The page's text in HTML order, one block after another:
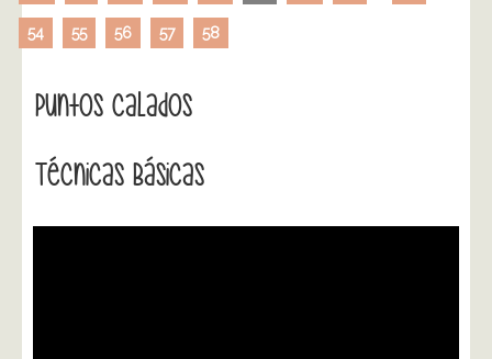
54 55 56 57 58
Puntos Calados
Técnicas Básicas